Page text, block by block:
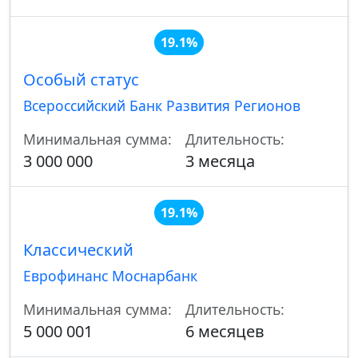
19.1%
Особый статус
Всероссийский Банк Развития Регионов
Минимальная сумма:
3 000 000
Длительность:
3 месяца
19.1%
Классический
Еврофинанс Моснарбанк
Минимальная сумма:
5 000 001
Длительность:
6 месяцев